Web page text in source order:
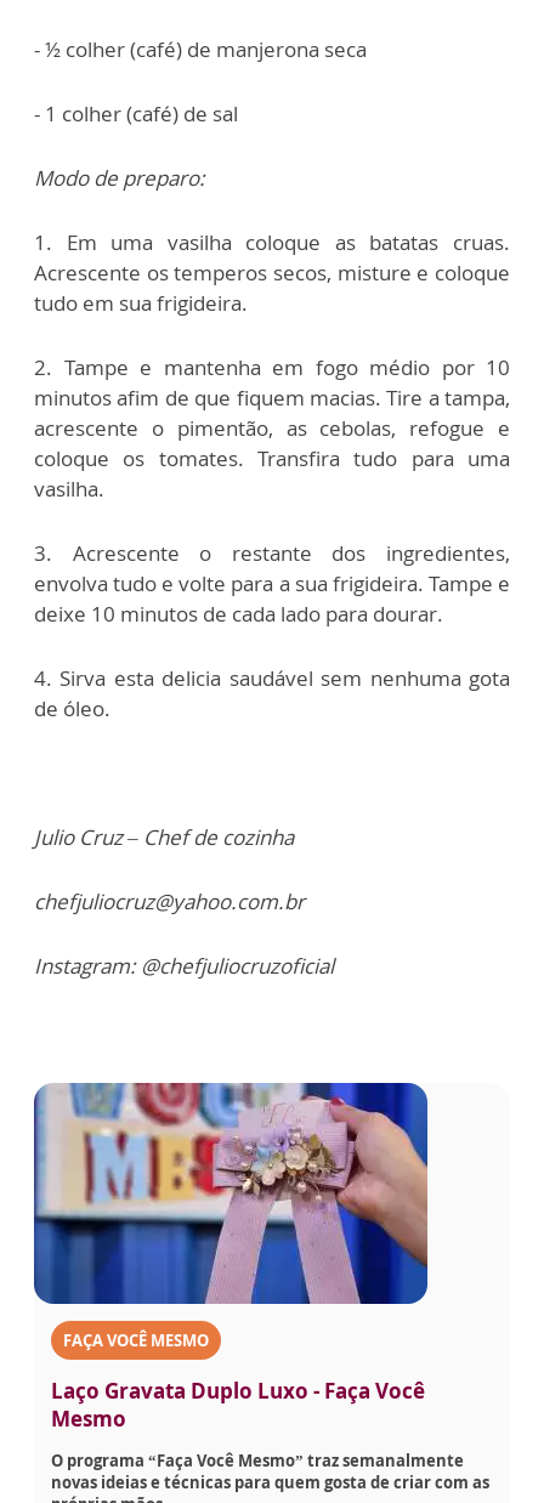
- ½ colher (café) de manjerona seca
- 1 colher (café) de sal
Modo de preparo:
1.
Em uma vasilha coloque as batatas cruas.
Acrescente os temperos secos, misture e coloque
tudo em sua frigideira.
2. Tampe e mantenha em fogo médio por 10
minutos afim de que fiquem macias. Tire a tampa,
acrescente o pimentão, as cebolas, refogue e
coloque os tomates. Transfira tudo para uma
vasilha.
3. Acrescente o restante dos ingredientes,
envolva tudo e volte para a sua frigideira. Tampe e
deixe 10 minutos de cada lado para dourar.
4. Sirva esta delicia saudável sem nenhuma gota
de óleo.
Julio Cruz – Chef de cozinha
chefjuliocruz@yahoo.com.br
Instagram: @chefjuliocruzoficial
FAÇA VOCÊ MESMO
Laço Gravata Duplo Luxo - Faça Você
Mesmo
O programa “Faça Você Mesmo” traz semanalmente
novas ideias e técnicas para quem gosta de criar com as